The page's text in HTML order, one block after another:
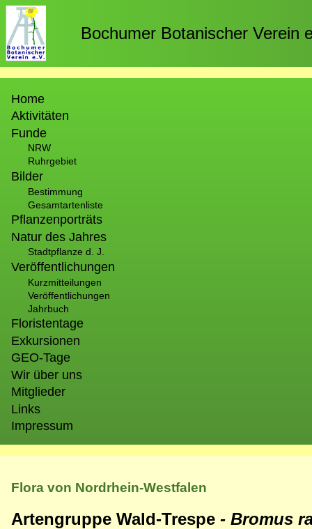
Direkt
zum
Inhalt
Bochumer Botanischer Verein
Home
Aktivitäten
Funde
NRW
Ruhrgebiet
Bilder
Bestimmung
Gesamtartenliste
Pflanzenporträts
Natur des Jahres
Stadtpflanze d. J.
Veröffentlichungen
Kurzmitteilungen
Veröffentlichungen
Jahrbuch
Floristentage
Exkursionen
GEO-Tage
Wir über uns
Mitglieder
Links
Impressum
Flora von Nordrhein-Westfalen
Artengruppe Wald-Trespe - Bromus